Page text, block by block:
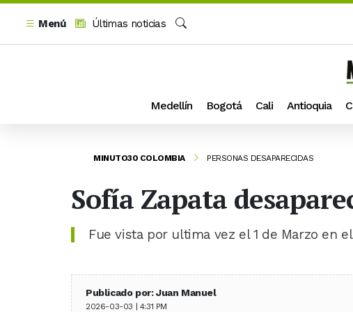
Menú
Últimas noticias
Medellín Bogotá Cali Antioquia
MINUTO30 COLOMBIA PERSONAS DESAPARECIDAS
Sofía Zapata
Fue vista por ultima vez el 1 de Marzo en
Publicado por: Juan Manuel
2026-03-03 | 4:31 PM